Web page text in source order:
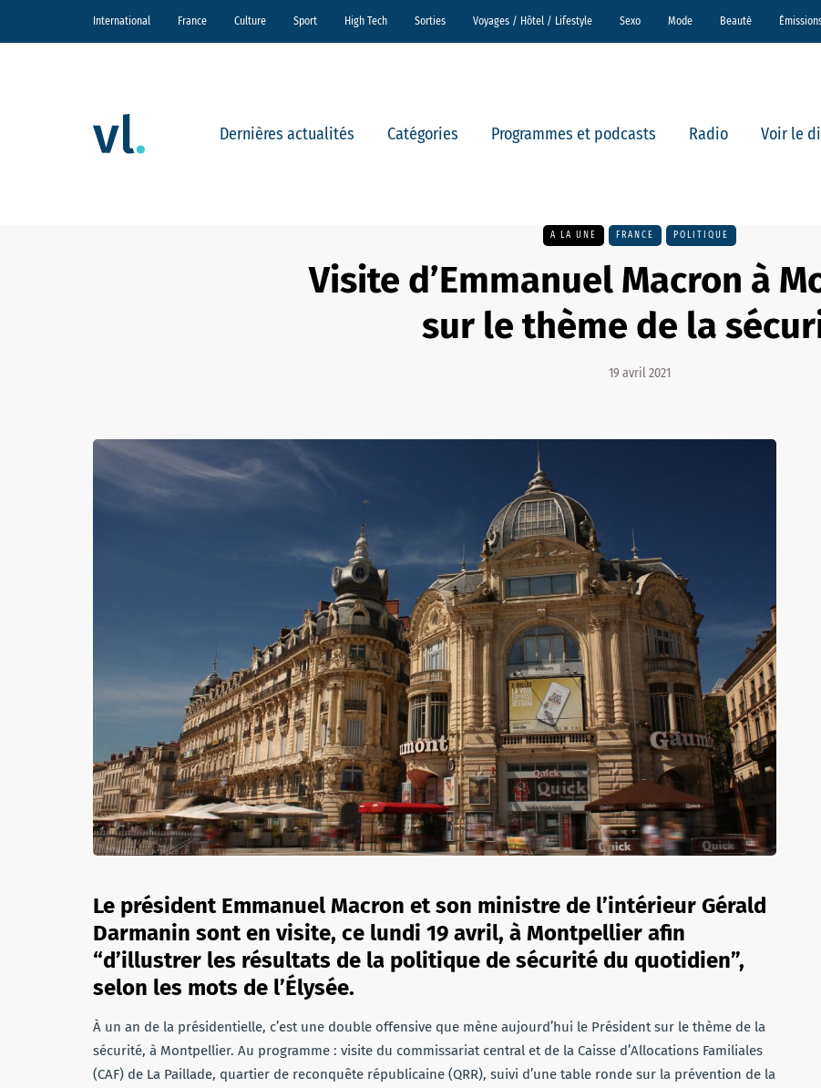
International France Culture Sport High Tech Sorties Voyages / Hôtel / Lifestyle Sexo Mode Beauté
Dernières actualités Catégories Programmes et podcasts Radio Voir le
A LA UNE FRANCE POLITIQUE
Visite d’Emmanuel Macron à
sur le thème de la
19 avril 2021
Le président Emmanuel Macron et son ministre de l’intérieur Gérald
Darmanin sont en visite, ce lundi 19 avril, à Montpellier afin
“d’illustrer les résultats de la politique de sécurité du quotidien”,
selon les mots de l’Élysée.
À un an de la présidentielle, c’est une double offensive que mène aujourd’hui le Président sur le thème de la
sécurité, à Montpellier. Au programme : visite du commissariat central et de la Caisse d’Allocations Familiales
(CAF) de La Paillade, quartier de reconquête républicaine (QRR), suivi d’une table ronde sur la prévention de la